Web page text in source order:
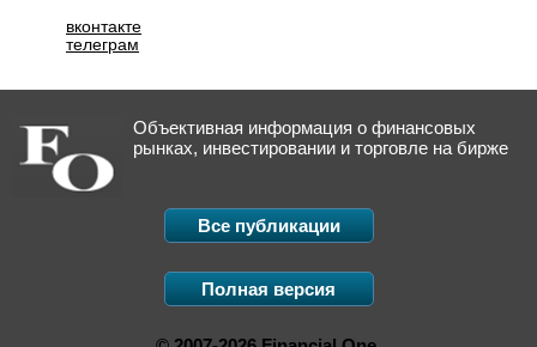
вконтакте
телеграм
Объективная информация о финансовых
рынках, инвестировании и торговле на бирже
Все публикации
Полная версия